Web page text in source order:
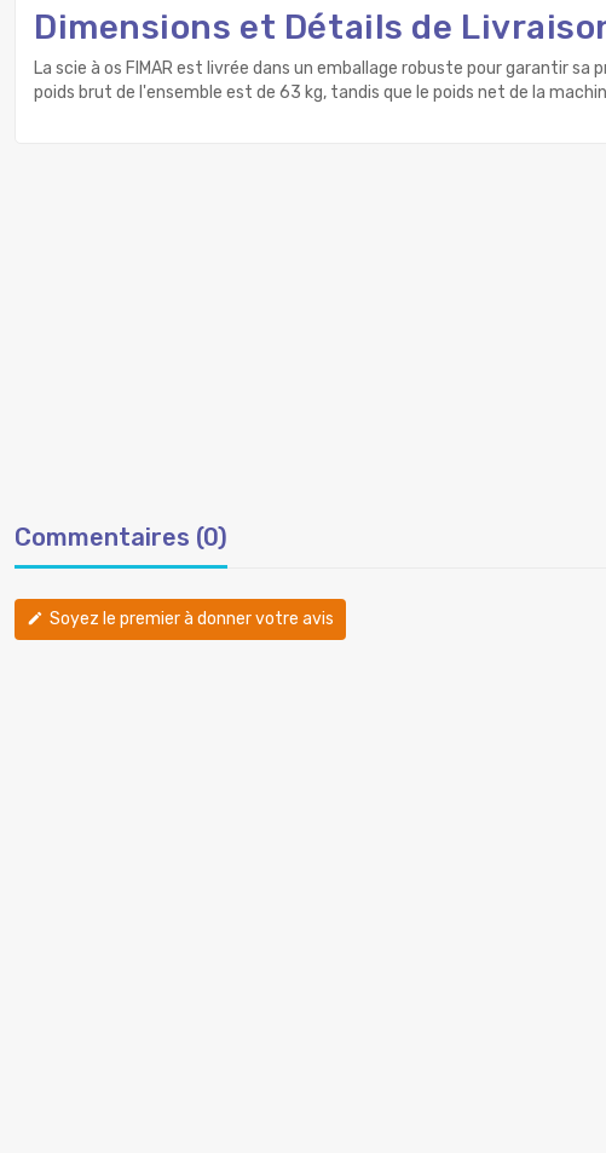
Dimensions et Détails de
La scie à os FIMAR est livrée dans un emballage robuste pour garantir
poids brut de l'ensemble est de 63 kg, tandis que le poids net de la
Commentaires (0)
edit Soyez le premier à donner votre avis